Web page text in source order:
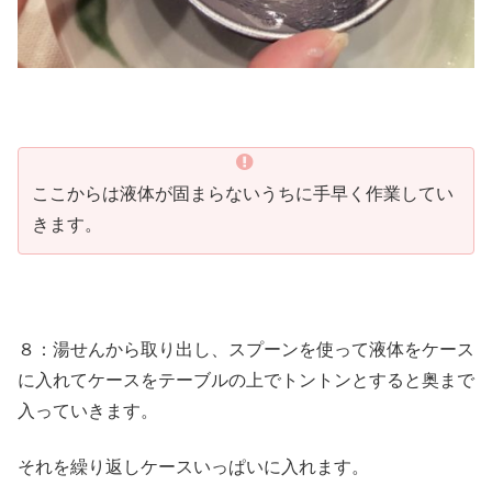
ここからは液体が固まらないうちに手早く作業してい
きます。
８：湯せんから取り出し、スプーンを使って液体をケース
に入れてケースをテーブルの上でトントンとすると奥まで
入っていきます。
それを繰り返しケースいっぱいに入れます。